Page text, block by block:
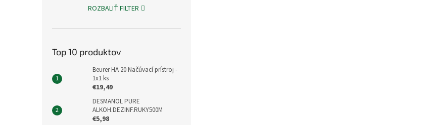
ROZBALIŤ FILTER
Top 10 produktov
Beurer HA 20 Načúvací prístroj -
1x1 ks
€19,49
DESMANOL PURE
ALKOH.DEZINF.RUKY500M
€5,98